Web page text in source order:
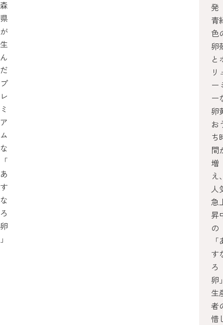
森
県
が
生
ん
だ
プ
レ
ミ
ア
ム
な
「
あ
す
な
ろ
卵
」
発
青
色
卵
と
リ
ー
ー
卵
お
ち
間
増
え
人
急
昇
の
す
ろ
卵
生
者
惜